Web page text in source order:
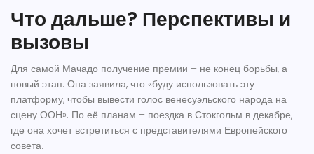
Что дальше? Перспективы и
вызовы
Для самой Мачадо получение премии – не конец борьбы, а
новый этап. Она заявила, что «буду использовать эту
платформу, чтобы вывести голос венесуэльского народа на
сцену ООН». По её планам – поездка в Стокгольм в декабре,
где она хочет встретиться с представителями Европейского
совета.